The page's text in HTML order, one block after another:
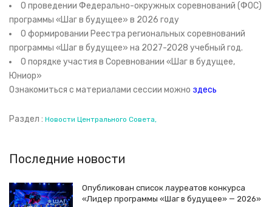
О проведении Федерально-окружных соревнований (ФОС)
программы «Шаг в будущее» в 2026 году
О формировании Реестра региональных соревнований
программы «Шаг в будущее» на 2027-2028 учебный год.
О порядке участия в Соревновании «Шаг в будущее,
Юниор»
Ознакомиться с материалами сессии можно здесь
Раздел : Новости Центрального Совета
Последние новости
Опубликован список лауреатов конкурса
«Лидер программы «Шаг в будущее» — 2026»